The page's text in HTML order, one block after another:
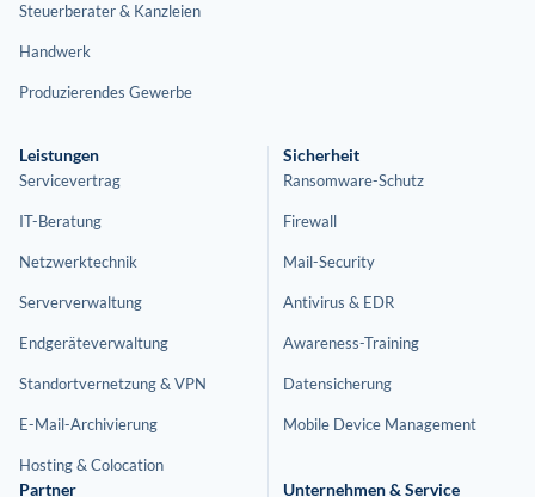
Steuerberater & Kanzleien
Handwerk
Produzierendes Gewerbe
Leistungen
Servicevertrag
IT-Beratung
Netzwerktechnik
Serververwaltung
Endgeräteverwaltung
Standortvernetzung & VPN
E-Mail-Archivierung
Hosting & Colocation
Sicherheit
Ransomware-Schutz
Firewall
Mail-Security
Antivirus & EDR
Awareness-Training
Datensicherung
Mobile Device Management
Partner Unternehmen & Service